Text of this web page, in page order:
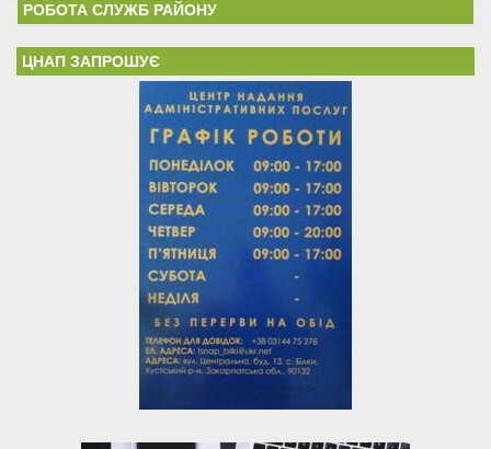
РОБОТА СЛУЖБ РАЙОНУ
ЦНАП ЗАПРОШУЄ